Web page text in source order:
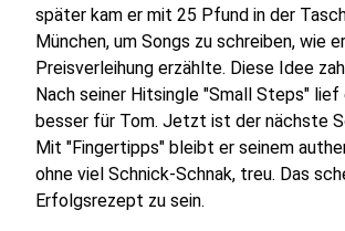
später kam er mit 25 Pfund in der
München, um Songs zu schreiben, wie
Preisverleihung erzählte. Diese Idee
Nach seiner Hitsingle "Small Steps"
besser für Tom. Jetzt ist der nächste
Mit "Fingertipps" bleibt er seinem
ohne viel Schnick-Schnak, treu. Das
Erfolgsrezept zu sein.